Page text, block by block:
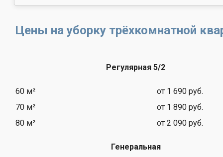
Цены на уборку трёхкомнатной
Регулярная 5/2
60 м²
от 1 690 руб.
70 м²
от 1 890 руб.
80 м²
от 2 090 руб.
Генеральная